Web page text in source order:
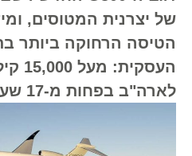
של יצרנית המטוסים,
הטיסה הרחוקה ביותר
לארה"ב בפחות מ-17 שעות